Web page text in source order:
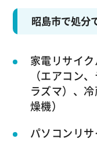
昭島市で処分
家電リサイ
（エアコン
ラズマ）、
燥機）
パソコンリ